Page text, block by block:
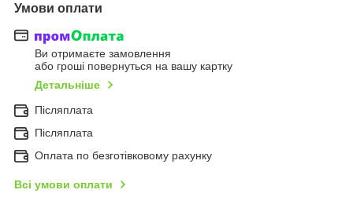
Умови оплати
Ви отримаєте замовлення
або гроші повернуться на вашу картку
Детальніше
Післяплата
Післяплата
Оплата по безготівковому рахунку
Всі умови оплати